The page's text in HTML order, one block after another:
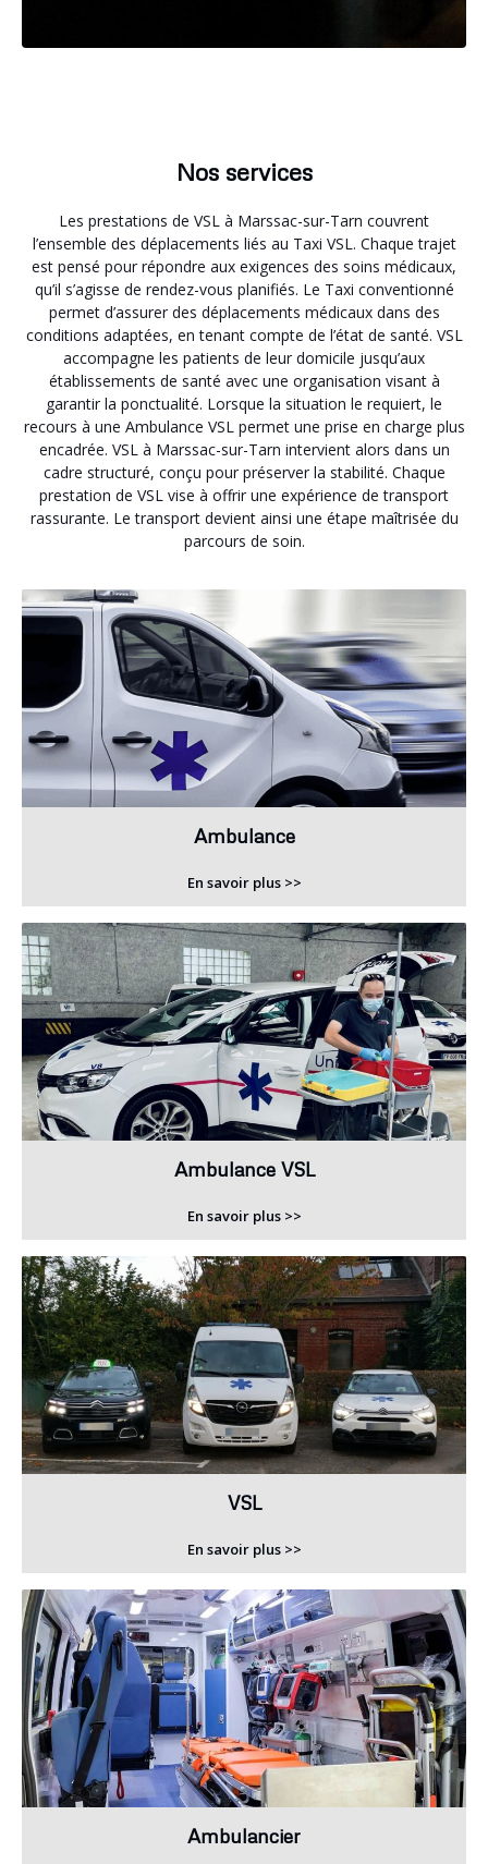
Nos services
Les prestations de VSL à Marssac-sur-Tarn couvrent
l’ensemble des déplacements liés au Taxi VSL. Chaque trajet
est pensé pour répondre aux exigences des soins médicaux,
qu’il s’agisse de rendez-vous planifiés. Le Taxi conventionné
permet d’assurer des déplacements médicaux dans des
conditions adaptées, en tenant compte de l’état de santé. VSL
accompagne les patients de leur domicile jusqu’aux
établissements de santé avec une organisation visant à
garantir la ponctualité. Lorsque la situation le requiert, le
recours à une Ambulance VSL permet une prise en charge plus
encadrée. VSL à Marssac-sur-Tarn intervient alors dans un
cadre structuré, conçu pour préserver la stabilité. Chaque
prestation de VSL vise à offrir une expérience de transport
rassurante. Le transport devient ainsi une étape maîtrisée du
parcours de soin.
Ambulance
En savoir plus >>
Ambulance VSL
En savoir plus >>
VSL
En savoir plus >>
Ambulancier